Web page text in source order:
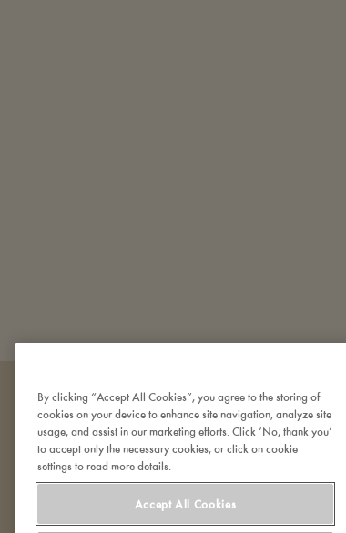
Om Den Gamle Fabrik Kontakt os
By clicking “Accept All Cookies”, you agree to the storing of
cookies on your device to enhance site navigation, analyze site
usage, and assist in our marketing efforts. Click ‘No, thank you’
to accept only the necessary cookies, or click on cookie
settings to read more details.
Accept All Cookies